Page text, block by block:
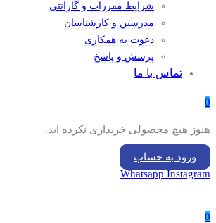
شرایط مقررات و گارانتی
مدرسین و کارشناسان
دعوت به همکاری
پرسش و پاسخ
تماس با ما
0
هنوز هیچ محصولی خریداری نکرده اید.
ورود به حساب
Whatsapp Instagram
0